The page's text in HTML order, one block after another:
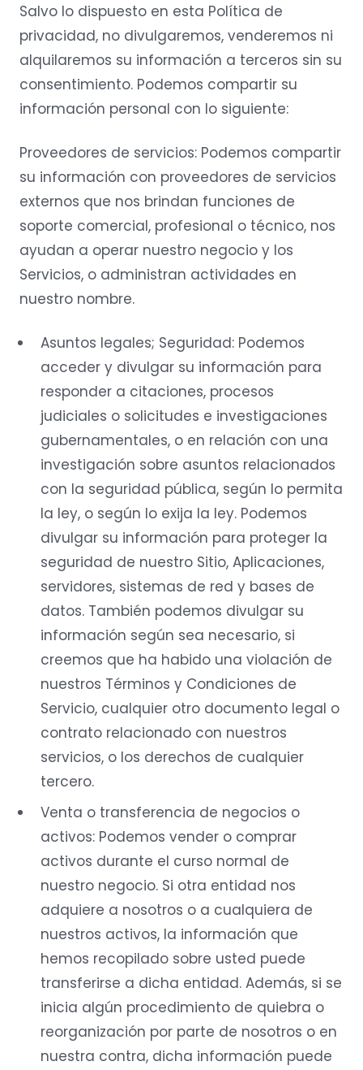
Salvo lo dispuesto en esta Política de
privacidad, no divulgaremos, venderemos ni
alquilaremos su información a terceros sin su
consentimiento. Podemos compartir su
información personal con lo siguiente:
Proveedores de servicios: Podemos compartir
su información con proveedores de servicios
externos que nos brindan funciones de
soporte comercial, profesional o técnico, nos
ayudan a operar nuestro negocio y los
Servicios, o administran actividades en
nuestro nombre.
Asuntos legales; Seguridad: Podemos
acceder y divulgar su información para
responder a citaciones, procesos
judiciales o solicitudes e investigaciones
gubernamentales, o en relación con una
investigación sobre asuntos relacionados
con la seguridad pública, según lo permita
la ley, o según lo exija la ley. Podemos
divulgar su información para proteger la
seguridad de nuestro Sitio, Aplicaciones,
servidores, sistemas de red y bases de
datos. También podemos divulgar su
información según sea necesario, si
creemos que ha habido una violación de
nuestros Términos y Condiciones de
Servicio, cualquier otro documento legal o
contrato relacionado con nuestros
servicios, o los derechos de cualquier
tercero.
Venta o transferencia de negocios o
activos: Podemos vender o comprar
activos durante el curso normal de
nuestro negocio. Si otra entidad nos
adquiere a nosotros o a cualquiera de
nuestros activos, la información que
hemos recopilado sobre usted puede
transferirse a dicha entidad. Además, si se
inicia algún procedimiento de quiebra o
reorganización por parte de nosotros o en
nuestra contra, dicha información puede